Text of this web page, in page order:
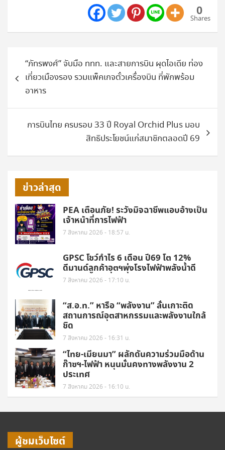
0
Shares
แนะแนว
เรื่อง“ภัทรพงศ์” จับมือ ททท. และสายการบิน ผุดไอเดีย ท่อง
เที่ยวเมืองรอง รวมแพ็คเกจตั๋วเครื่องบิน ที่พักพร้อม
อาหาร
การบินไทย ครบรอบ 33 ปี Royal Orchid Plus มอบ
สิทธิประโยชน์แก่สมาชิกตลอดปี 69
ข่าวล่าสุด
PEA เตือนภัย! ระวังมิจฉาชีพแอบอ้างเป็น
เจ้าหน้าที่การไฟฟ้า
7 สิงหาคม 2026 - 18:57 น.
GPSC โชว์กำไร 6 เดือน ปี69 โต 12%
ดีมานด์ลูกค้าอุตฯพุ่งโรงไฟฟ้าพลังน้ำดี
7 สิงหาคม 2026 - 17:10 น.
“ส.อ.ท.” หารือ “พลังงาน” ลั่นเกาะติด
สถานการณ์อุตสาหกรรมและพลังงานใกล้
ชิด
7 สิงหาคม 2026 - 16:31 น.
“ไทย-เมียนมา” ผลักดันความร่วมมือด้าน
ก๊าซฯ-ไฟฟ้า หนุนมั่นคงทางพลังงาน 2
ประเทศ
7 สิงหาคม 2026 - 16:10 น.
ผู้ชมเว็บไซต์